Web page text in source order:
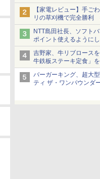
【家電レビュー】手ご
リの草刈機で完全勝利
NTT島田社長、ソフト
ポイント使えるようにし
吉野家、牛リブロース
牛鉄板ステーキ定食」
バーガーキング、超大
ティ ザ・ワンパウンダ